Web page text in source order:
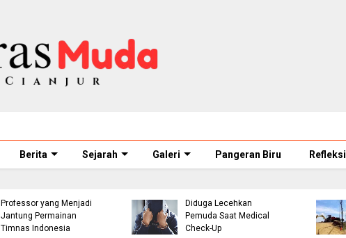
Berita Sejarah Galeri Pangeran Biru Refleksi
Professor yang Menjadi
Jantung Permainan
Timnas Indonesia
Diduga Lecehkan
Pemuda Saat Medical
Check-Up